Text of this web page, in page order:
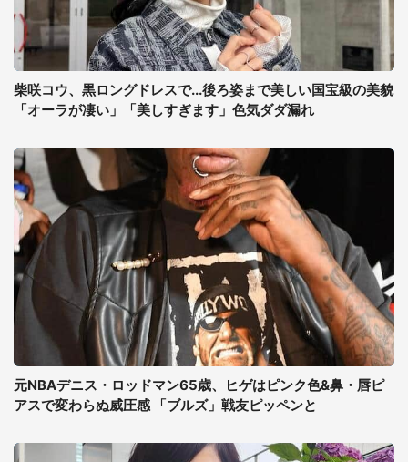
柴咲コウ、黒ロングドレスで...後ろ姿まで美しい国宝級の美貌
「オーラが凄い」「美しすぎます」色気ダダ漏れ
元NBAデニス・ロッドマン65歳、ヒゲはピンク色&鼻・唇ピ
アスで変わらぬ威圧感 「ブルズ」戦友ピッペンと